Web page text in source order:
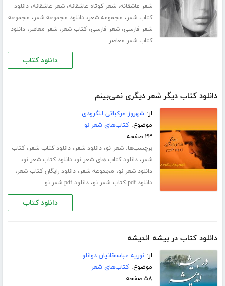
شعر عاشقانه،شعر کوتاه عاشقانه،شعر عاشقانه،دانلود
کتاب شعر، مجموعه شعر،دانلود مجموعه شعر، مجموعه
شعر فارسی،شعر فارسی،کتاب شعر،شعر معاصر،دانلود
کتاب شعر معاصر
دانلود کتاب
دانلود کتاب دیگر شعر دیگری نمی‌بینم
از:شهروز مرکباتی لنگرودی
موضوع:کتاب‌های شعر نو
۲۳ صفحه
برچسب‌ها:شعر نو،دانلود شعر،دانلود کتاب شعر،کتاب
شعر،دانلود کتاب های شعر نو،دانلود کتاب شعر نو،
دانلود شعر نو، مجموعه شعر،دانلود رایگان کتاب شعر،
دانلود pdf کتاب شعر نو ،دانلود pdf شعر نو
دانلود کتاب
دانلود کتاب در بیشه اندیشه
از:نوریه عباسخانیان دوانلو
موضوع:کتاب‌های شعر
۵۸ صفحه